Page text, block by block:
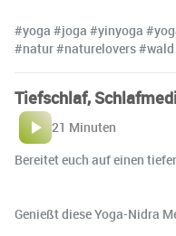
#yoga #joga #yinyoga
#natur #naturelovers
Tiefschlaf,
21 Minuten
Bereitet euch auf einen
Genießt diese Yoga-Nidra